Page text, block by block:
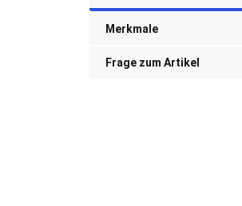
Merkmale
Frage zum Artikel